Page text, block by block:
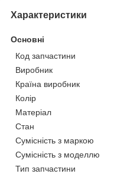
Характеристики
Основні
Код запчастини
Виробник
Країна виробник
Колір
Матеріал
Стан
Сумісність з маркою
Сумісність з моделлю
Тип запчастини